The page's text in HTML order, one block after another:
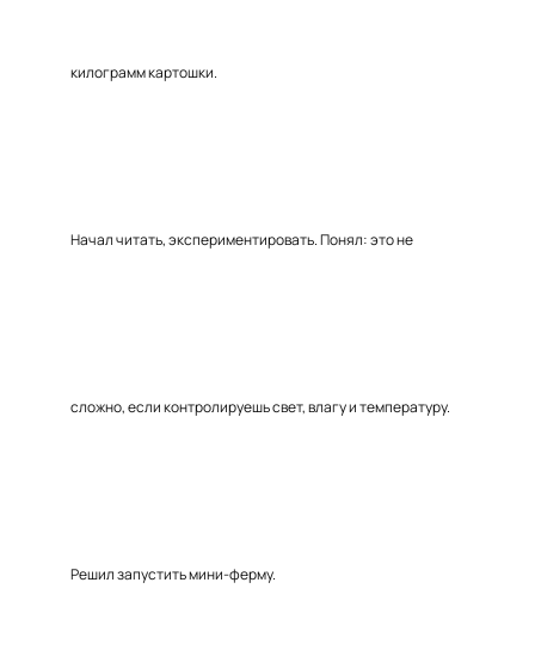
килограмм картошки.
Начал читать, экспериментировать. Понял: это не
сложно, если контролируешь свет, влагу и температуру.
Решил запустить мини-ферму.